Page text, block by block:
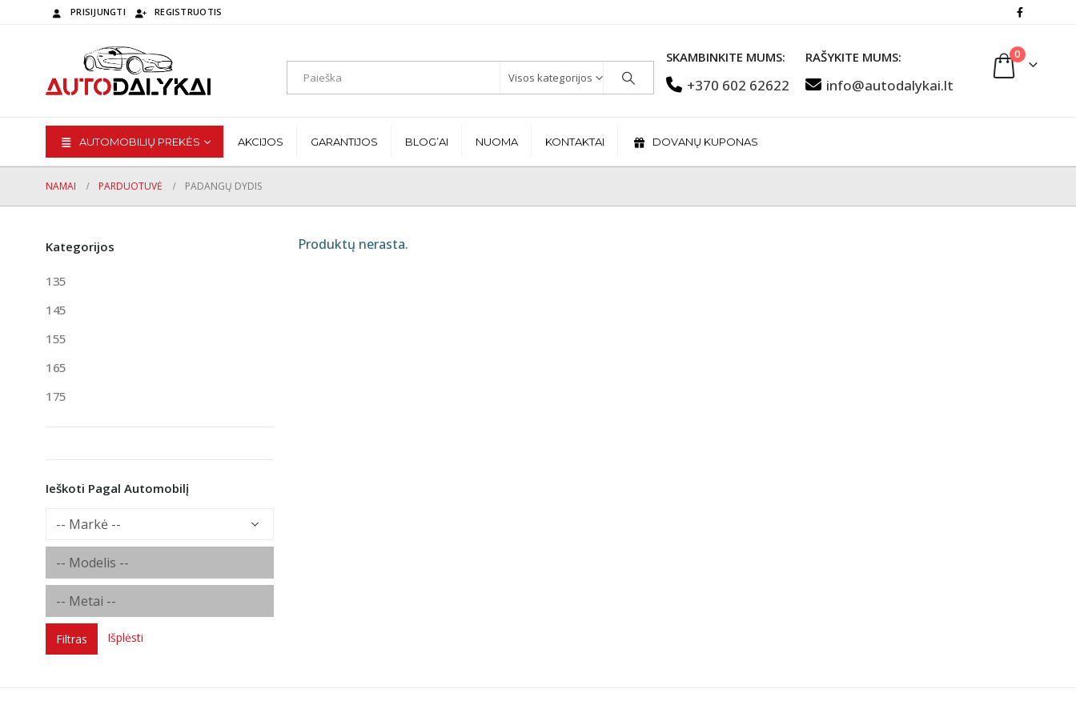
PRISIJUNGTI REGISTRUOTIS
Visos kategorijos
SKAMBINKITE MUMS:
+370 602 62622
RAŠYKITE MUMS:
info@autodalykai.lt
0
AUTOMOBILIŲ PREKĖS AKCIJOS GARANTIJOS BLOG’AI NUOMA KONTAKTAI DOVANŲ KUPONAS
NAMAI PARDUOTUVĖ PADANGŲ DYDIS
Produktų nerasta.
Kategorijos
135
145
155
165
175
Ieškoti Pagal Automobilį
Filtras Išplėsti